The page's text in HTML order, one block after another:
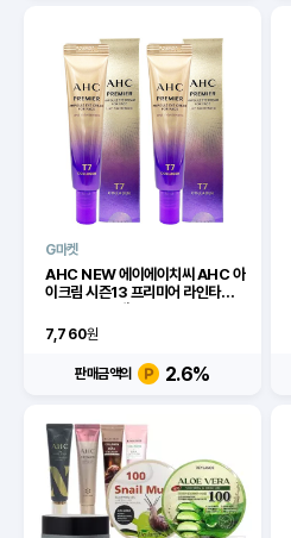
G마켓
AHC NEW 에이에이치씨 AHC 아
이크림 시즌13 프리미어 라인타이트
7,760원
판매금액의 2.6%